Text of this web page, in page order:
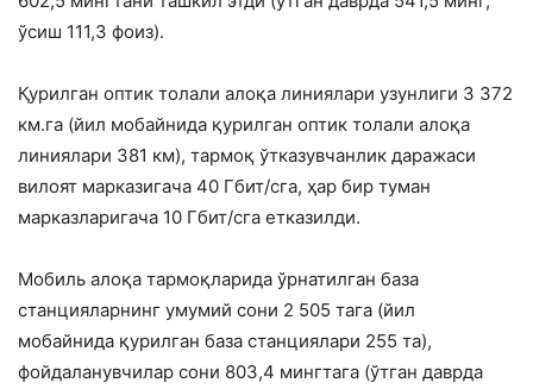
ўсиш 111,3 фоиз).
Қурилган оптик толали алоқа линиялари узунлиги 3 372
км.га (йил мобайнида қурилган оптик толали алоқа
линиялари 381 км), тармоқ ўтказувчанлик даражаси
вилоят марказигача 40 Гбит/сга, ҳар бир туман
марказларигача 10 Гбит/сга етказилди.
Мобиль алоқа тармоқларида ўрнатилган база
станцияларнинг умумий сони 2 505 тага (йил
мобайнида қурилган база станциялари 255 та),
фойдаланувчилар сони 803,4 мингтага (ўтган даврда